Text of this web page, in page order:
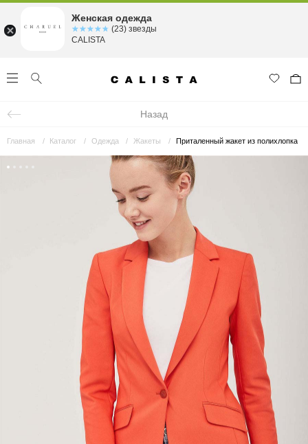
Назад
Главная Каталог Одежда Жакеты Приталенный жакет из полихлопка
Женская одежда
☆☆☆☆☆
★★★★★ (23) звезды
CALISTA